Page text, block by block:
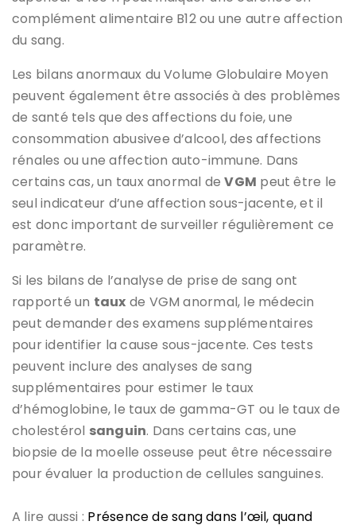
complément alimentaire B12 ou une autre affection
du sang.
Les bilans anormaux du Volume Globulaire Moyen
peuvent également être associés à des problèmes
de santé tels que des affections du foie, une
consommation abusivee d’alcool, des affections
rénales ou une affection auto-immune. Dans
certains cas, un taux anormal deVGM peut être le
seul indicateur d’une affection sous-jacente, et il
est donc important de surveiller régulièrement ce
paramètre.
Si les bilans de l’analyse de prise de sang ont
rapporté un taux de VGM anormal, le médecin
peut demander des examens supplémentaires
pour identifier la cause sous-jacente. Ces tests
peuvent inclure des analyses de sang
supplémentaires pour estimer le taux
d’hémoglobine, le taux de gamma-GT ou le taux de
cholestérol sanguin. Dans certains cas, une
biopsie de la moelle osseuse peut être nécessaire
pour évaluer la production de cellules sanguines.
A lire aussi : Présence de sang dans l’œil, quand